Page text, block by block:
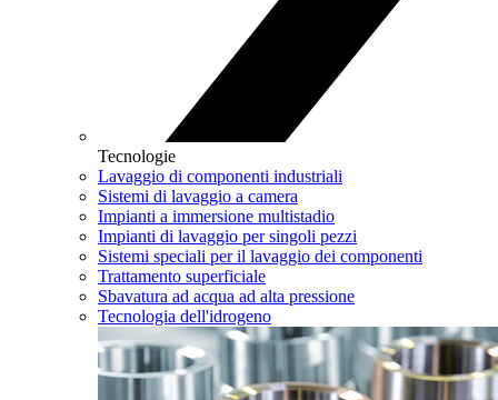
Tecnologie
Lavaggio di componenti industriali
Sistemi di lavaggio a camera
Impianti a immersione multistadio
Impianti di lavaggio per singoli pezzi
Sistemi speciali per il lavaggio dei componenti
Trattamento superficiale
Sbavatura ad acqua ad alta pressione
Tecnologia dell'idrogeno